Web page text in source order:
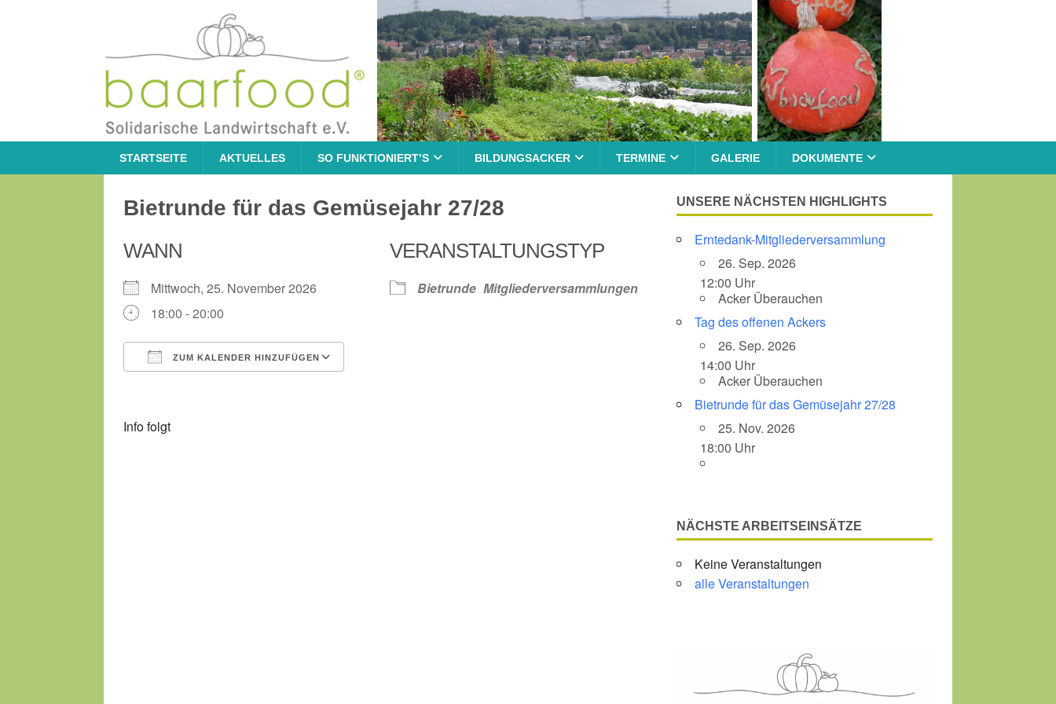
STARTSEITE AKTUELLES SO FUNKTIONIERT’S BILDUNGSACKER TERMINE GALERIE DOKUMENTE
Bietrunde für das Gemüsejahr 27/28
WANN
Mittwoch, 25. November 2026
18:00 - 20:00
ZUM KALENDER HINZUFÜGEN
Office 365
VERANSTALTUNGSTYP
Bietrunde Mitgliederversammlungen
Info folgt
UNSERE NÄCHSTEN HIGHLIGHTS
Erntedank-Mitgliederversammlung
26. Sep. 2026
12:00 Uhr
Acker Überauchen
Tag des offenen Ackers
26. Sep. 2026
14:00 Uhr
Acker Überauchen
Bietrunde für das Gemüsejahr 27/28
25. Nov. 2026
18:00 Uhr
NÄCHSTE ARBEITSEINSÄTZE
Keine Veranstaltungen
alle Veranstaltungen